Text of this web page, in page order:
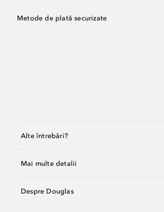
Metode de plată securizate
Alte întrebări?
Mai multe detalii
Despre Douglas